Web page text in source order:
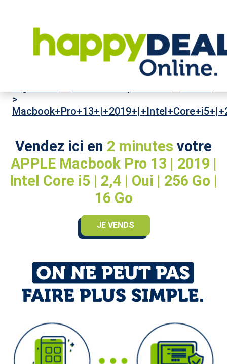
>
Vendez ici en 2 minutes votre
APPLE Macbook Pro 13 | 2019 |
Intel Core i5 | 2,4 | Oui | 256 Go |
16 Go
JE VENDS